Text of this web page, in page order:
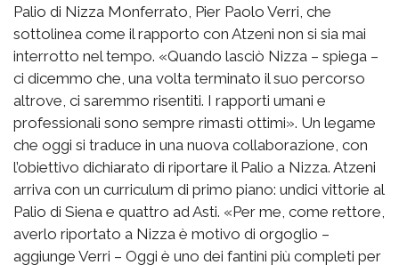
Palio di Nizza Monferrato, Pier Paolo Verri, che
sottolinea come il rapporto con Atzeni non si sia mai
interrotto nel tempo. «Quando lasciò Nizza – spiega –
ci dicemmo che, una volta terminato il suo percorso
altrove, ci saremmo risentiti. I rapporti umani e
professionali sono sempre rimasti ottimi». Un legame
che oggi si traduce in una nuova collaborazione, con
l’obiettivo dichiarato di riportare il Palio a Nizza. Atzeni
arriva con un curriculum di primo piano: undici vittorie al
Palio di Siena e quattro ad Asti. «Per me, come rettore,
averlo riportato a Nizza è motivo di orgoglio –
aggiunge Verri – Oggi è uno dei fantini più completi per